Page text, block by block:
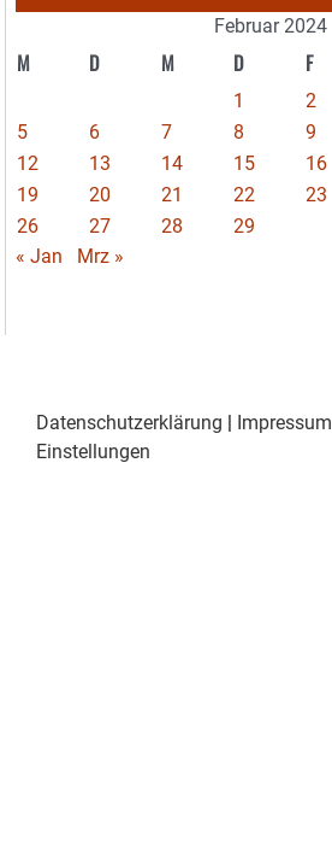
Februar 2024
M D M D F
1 2
5
6 7 8 9
12
13 14 15 16
19
20 21 22 23
26
27 28
29
« Jan
Mrz »
Datenschutzerklärung | Impressum
Einstellungen